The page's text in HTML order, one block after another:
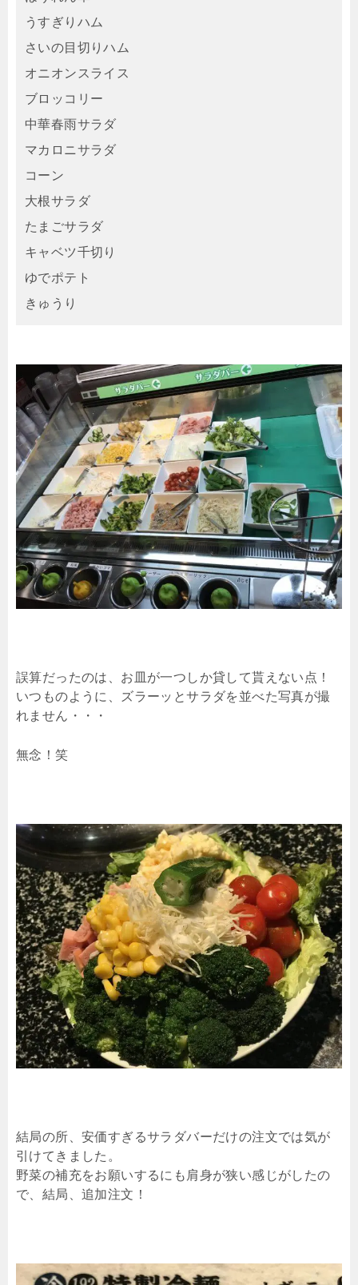
うすぎりハム
さいの目切りハム
オニオンスライス
ブロッコリー
中華春雨サラダ
マカロニサラダ
コーン
大根サラダ
たまごサラダ
キャベツ千切り
ゆでポテト
きゅうり
誤算だったのは、お皿が一つしか貸して貰えない点！
いつものように、ズラーッとサラダを並べた写真が撮
れません・・・
無念！笑
結局の所、安価すぎるサラダバーだけの注文では気が
引けてきました。
野菜の補充をお願いするにも肩身が狭い感じがしたの
で、結局、追加注文！